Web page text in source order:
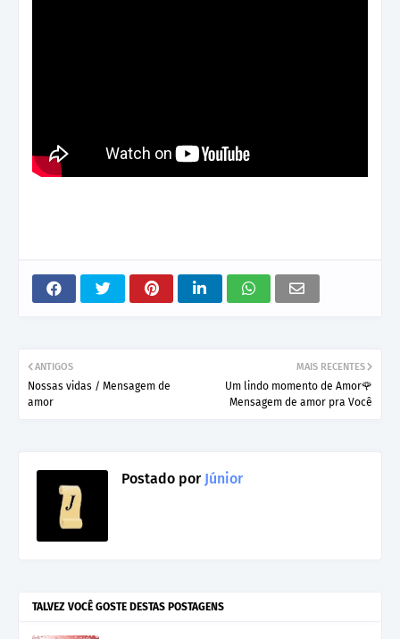
MAIS RECENTES
Um lindo momento de Amor🌹
Mensagem de amor pra Você
ANTIGOS
Nossas vidas / Mensagem de
amor
Postado porJúnior
TALVEZ VOCÊ GOSTE DESTAS POSTAGENS